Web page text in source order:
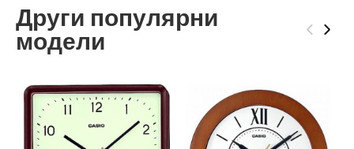
Други популярни
модели ‹ ›